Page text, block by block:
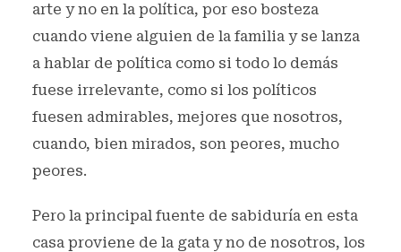
arte y no en la política, por eso bosteza
cuando viene alguien de la familia y se lanza
a hablar de política como si todo lo demás
fuese irrelevante, como si los políticos
fuesen admirables, mejores que nosotros,
cuando, bien mirados, son peores, mucho
peores.
Pero la principal fuente de sabiduría en esta
casa proviene de la gata y no de nosotros, los